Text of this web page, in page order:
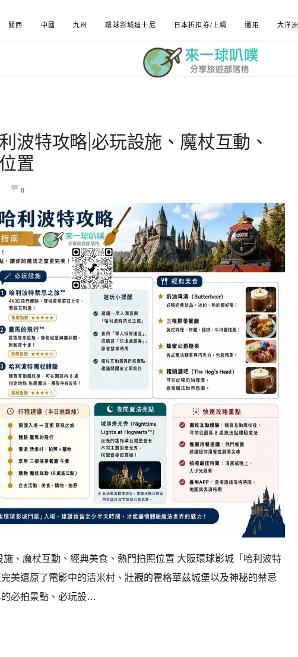
關西 中國 九州 環球影城迪士尼 日本折扣券/上網 通用 大洋洲
波特攻略|必玩設施、魔杖互動、
置
0
、魔杖互動、經典美食、熱門拍照位置 大阪環球影城「哈利波特
美還原了電影中的活米村、壯觀的霍格華茲城堡以及神秘的禁忌
必拍景點、必玩設…